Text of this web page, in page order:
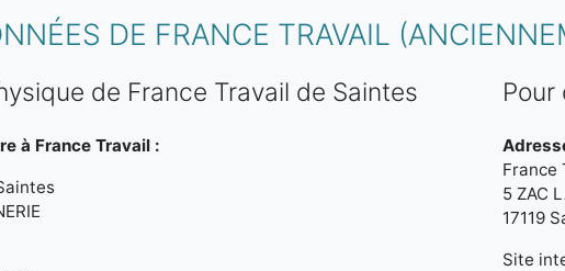
DE FRANCE TRAVAIL
de France Travail de Saintes
à France Travail :
France
5 ZAC
17119
Site